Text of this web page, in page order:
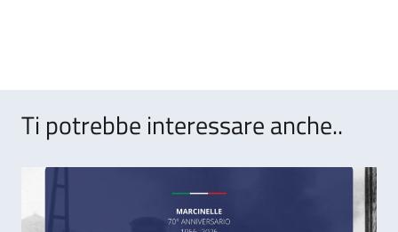
Ti potrebbe interessare anche..